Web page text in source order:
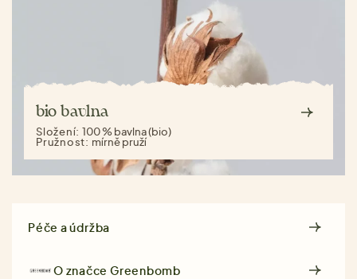
bio bavlna
Složení:100 % bavlna (bio)
Pružnost: mírně pruží
Péče a údržba
O značceGreenbomb